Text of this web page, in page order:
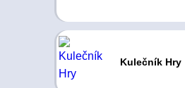
Kulečník Hry